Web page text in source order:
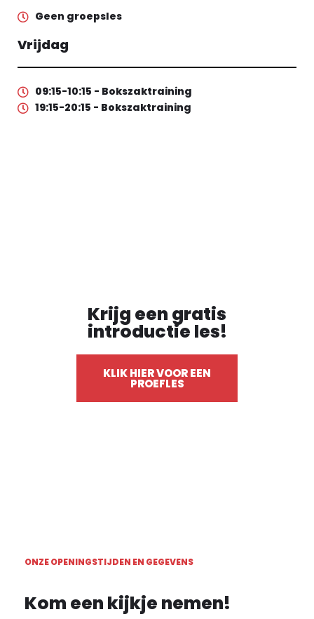
Geen groepsles
Vrijdag
09:15-10:15 - Bokszaktraining
19:15-20:15 - Bokszaktraining
Krijg een gratis
introductie les!
KLIK HIER VOOR EEN
PROEFLES
ONZE OPENINGSTIJDEN EN GEGEVENS
Kom een kijkje nemen!